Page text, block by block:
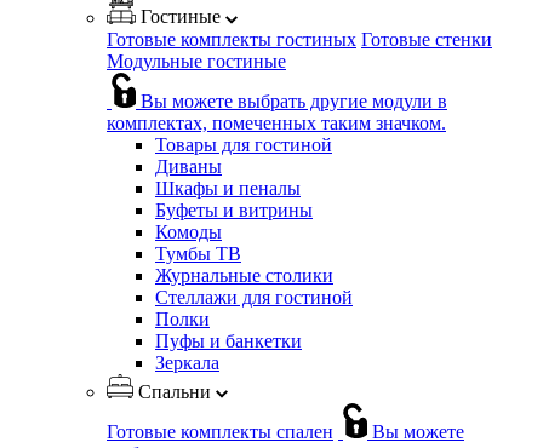
Гостиные
Готовые комплекты гостиных Готовые стенки
Модульные гостиные
Вы можете выбрать другие модули в
комплектах, помеченных таким значком.
Товары для гостиной
Диваны
Шкафы и пеналы
Буфеты и витрины
Комоды
Тумбы ТВ
Журнальные столики
Стеллажи для гостиной
Полки
Пуфы и банкетки
Зеркала
Спальни
Готовые комплекты спален
Вы можете